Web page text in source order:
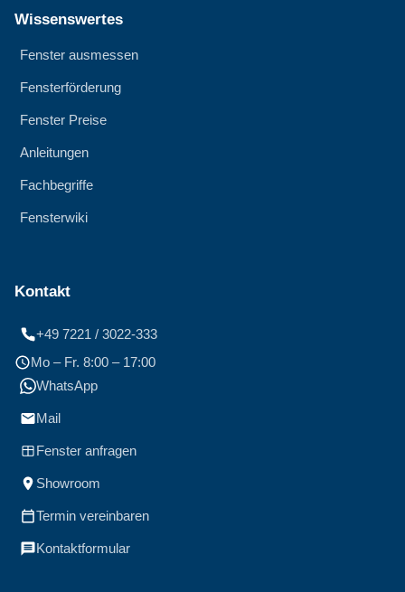
Wissenswertes
Fenster ausmessen
Fensterförderung
Fenster Preise
Anleitungen
Fachbegriffe
Fensterwiki
Kontakt
+49 7221 / 3022-333
Mo – Fr. 8:00 – 17:00
WhatsApp
Mail
Fenster anfragen
Showroom
Termin vereinbaren
Kontaktformular